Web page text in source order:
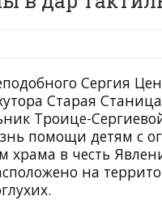
Сергия
Старая
Троице-
помощи детям с
храма в честь
на